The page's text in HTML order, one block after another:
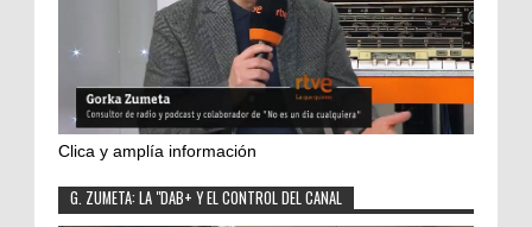
Clica y amplía información
G. ZUMETA: LA "DAB+ Y EL CONTROL DEL CANAL